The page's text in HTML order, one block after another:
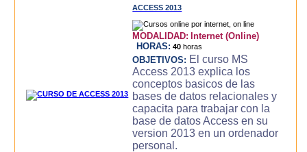
ACCESS 2013
MODALIDAD: Internet (Online)
HORAS: 40 horas
OBJETIVOS: El curso MS
Access 2013 explica los
conceptos basicos de las
bases de datos relacionales y
capacita para trabajar con la
base de datos Access en su
version 2013 en un ordenador
personal.